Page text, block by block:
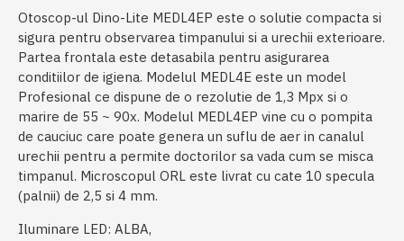
Otoscop-ul Dino-Lite MEDL4EP este o solutie compacta si
sigura pentru observarea timpanului si a urechii exterioare.
Partea frontala este detasabila pentru asigurarea
conditiilor de igiena. Modelul MEDL4E este un model
Profesional ce dispune de o rezolutie de 1,3 Mpx si o
marire de 55 ~ 90x. Modelul MEDL4EP vine cu o pompita
de cauciuc care poate genera un suflu de aer in canalul
urechii pentru a permite doctorilor sa vada cum se misca
timpanul. Microscopul ORL este livrat cu cate 10 specula
(palnii) de 2,5 si 4 mm.
Iluminare LED: ALBA,